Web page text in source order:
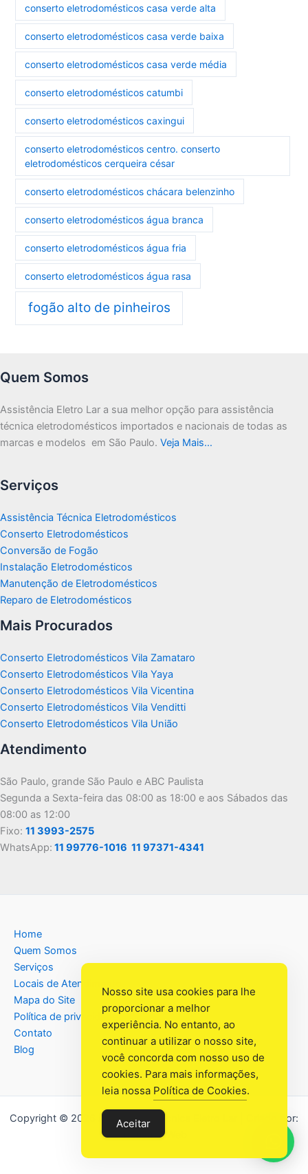
conserto eletrodomésticos casa verde alta
conserto eletrodomésticos casa verde baixa
conserto eletrodomésticos casa verde média
conserto eletrodomésticos catumbi
conserto eletrodomésticos caxingui
conserto eletrodomésticos centro. conserto
eletrodomésticos cerqueira césar
conserto eletrodomésticos chácara belenzinho
conserto eletrodomésticos água branca
conserto eletrodomésticos água fria
conserto eletrodomésticos água rasa
fogão alto de pinheiros
Quem Somos
Assistência Eletro Lar a sua melhor opção para assistência
técnica eletrodomésticos importados e nacionais de todas as
marcas e modelos em São Paulo. Veja Mais…
Serviços
Assistência Técnica Eletrodomésticos
Conserto Eletrodomésticos
Conversão de Fogão
Instalação Eletrodomésticos
Manutenção de Eletrodomésticos
Reparo de Eletrodomésticos
Mais Procurados
Conserto Eletrodomésticos Vila Zamataro
Conserto Eletrodomésticos Vila Yaya
Conserto Eletrodomésticos Vila Vicentina
Conserto Eletrodomésticos Vila Venditti
Conserto Eletrodomésticos Vila União
Atendimento
São Paulo, grande São Paulo e ABC Paulista
Segunda a Sexta-feira das 08:00 as 18:00 e aos Sábados das
08:00 as 12:00
Fixo: 11 3993-2575
WhatsApp: 11 99776-1016 11 97371-4341
Home
Quem Somos
Serviços
Locais de Atendimento
Mapa do Site
Política de privacidade
Contato
Blog
Copyright © 2026 Assistência Têcnica Eletro Lar | Criado por:
Industrial Web
Nosso site usa cookies para lhe
proporcionar a melhor
experiência. No entanto, ao
continuar a utilizar o nosso site,
você concorda com nosso uso de
cookies. Para mais informações,
leia nossa Política de Cookies.
Aceitar